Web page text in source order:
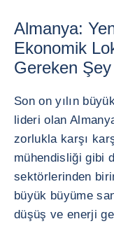
Almanya:
Ekonomik
Gereken
Son on yılın
lideri olan
zorlukla karşı
mühendisliği gibi
sektörlerinden
büyük büyüme
düşüş ve enerji